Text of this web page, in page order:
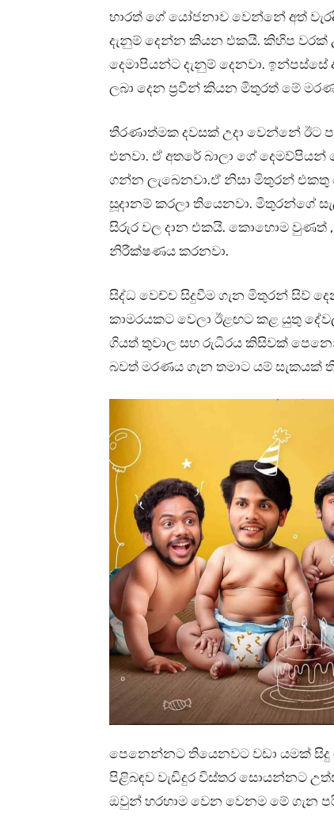
භාරත් ගේ යෝජනාව වෙන්නේ අත්
දැනුම් දෙන්න කියන එකයි. කිහිප වරක්
දෙමාපියන්ට දැනුම් දෙනවා.
ලබා දෙන ප්‍රවීන් කියන මිතුරත් මේ
තීරණාත්මක දවසක් උදා වෙන්නේ ඊට
එනවා. ඒ අතරේ බාලා ගේ
ගන්න ලැබෙනවා.ඒ නිසා මිතුරන් එකතු
සූදානම් කරලා තියෙනවා. මිතුරන්ගේ
සිරුර වල දාන එකයි. කොහොම වුණත් ,
නිරීක්ෂණය කරනවා.
සිද්ධ වෙච්ච සිදුවීම ගැන මිතුරන් සිව්
කාමරයකට වෙලා ඊළඟට කළ යුතු
ගියත් තුවාල සහ රුධිරය කිසිවක්
බවත් මරණය ගැන තමාට යම් සැකයක්
පෙනෙන්නට තියෙනවට වඩා යමක් සිදු
පිළිබඳව වැඩිදුර විස්තර සොයන්නට
ඔවුන් හරහාම වෙන වෙනම මේ ගැන